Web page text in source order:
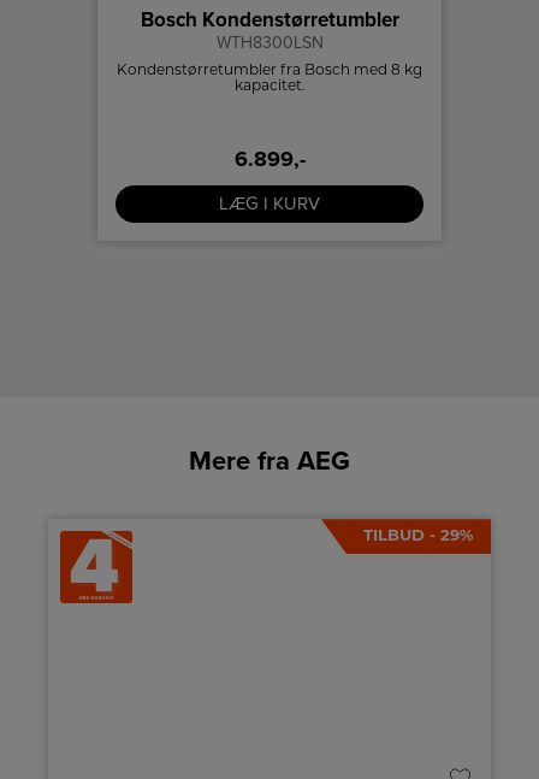
Bosch Kondenstørretumbler
WTH8300LSN
Kondenstørretumbler fra Bosch med 8 kg
kapacitet.
6.899,-
LÆG I KURV
Mere fra AEG
TILBUD - 29%